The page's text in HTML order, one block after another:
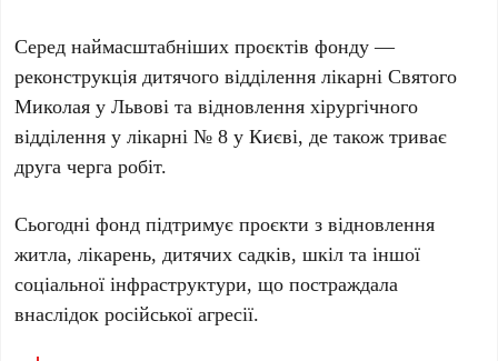
Серед наймасштабніших проєктів фонду —
реконструкція дитячого відділення лікарні Святого
Миколая уЛьвові та відновлення хірургічного
відділення у лікарні№ 8 уКиєві, де також триває
друга черга робіт.
Сьогодні фонд підтримує проєкти з відновлення
житла, лікарень, дитячих садків, шкіл та іншої
соціальної інфраструктури, що постраждала
внаслідок російської агресії.